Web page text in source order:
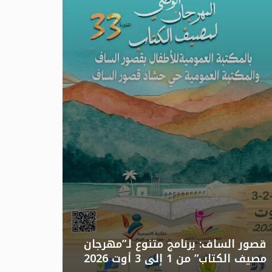
قصور الساف: برنامج متنوع لـ”مهرجان
مصيف الكتاب” من 1 إلى 3 أوت 2026